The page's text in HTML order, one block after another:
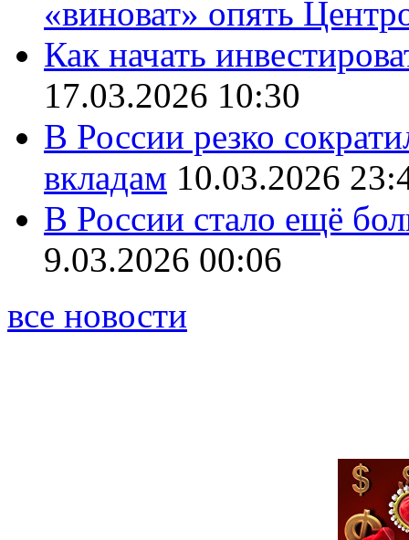
«виноват» опять
Как начать
17.03.2026 10:30
В России резко
вкладам 10.03.2026
В России стало ещё
9.03.2026 00:06
все новости